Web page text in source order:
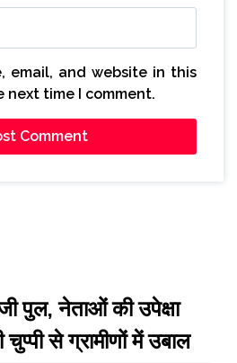
email, and website in this
next time I comment.
पुल, नेताओं की उपेक्षा
से ग्रामीणों में उबाल